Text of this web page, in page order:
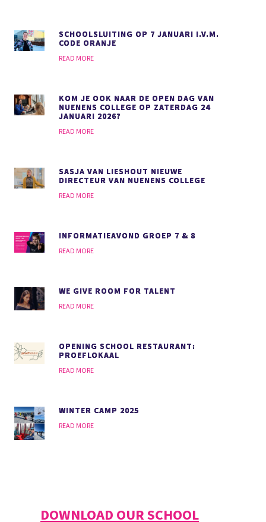
SCHOOLSLUITING OP 7 JANUARI I.V.M.
CODE ORANJE
READ MORE
KOM JE OOK NAAR DE OPEN DAG VAN
NUENENS COLLEGE OP ZATERDAG 24
JANUARI 2026?
READ MORE
SASJA VAN LIESHOUT NIEUWE
DIRECTEUR VAN NUENENS COLLEGE
READ MORE
INFORMATIEAVOND GROEP 7 & 8
READ MORE
WE GIVE ROOM FOR TALENT
READ MORE
OPENING SCHOOL RESTAURANT:
PROEFLOKAAL
READ MORE
WINTER CAMP 2025
READ MORE
DOWNLOAD OUR SCHOOL